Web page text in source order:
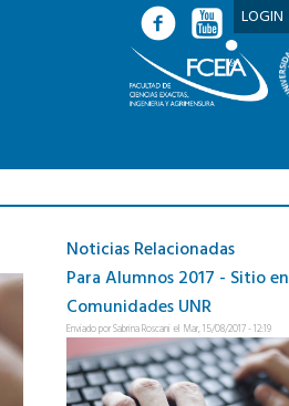
LOGIN
Noticias Relacionadas
Para Alumnos 2017 - Sitio en
Comunidades UNR
Enviado porSabrina Roscani el Mar, 15/08/2017 - 12:19